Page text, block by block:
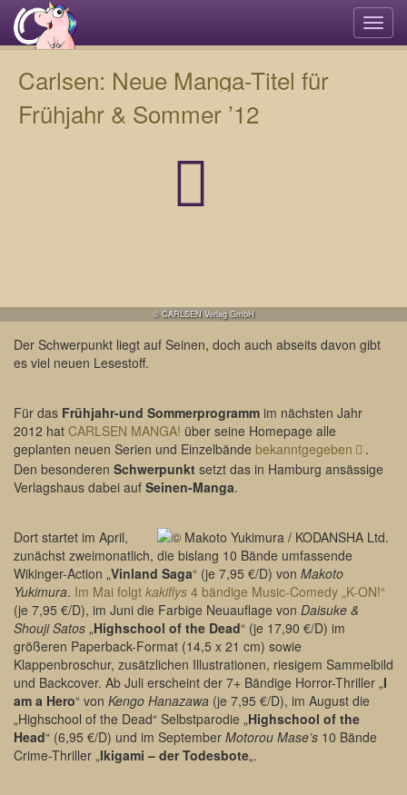
Carlsen: Neue Manga-Titel für
Frühjahr & Sommer ’12
© CARLSEN Verlag GmbH
Der Schwerpunkt liegt auf Seinen, doch auch abseits davon gibt
es viel neuen Lesestoff.
Für das Frühjahr-und Sommerprogramm im nächsten Jahr
2012 hat CARLSEN MANGA! über seine Homepage alle
geplanten neuen Serien und Einzelbände bekanntgegeben
.
Den besonderen Schwerpunkt setzt das in Hamburg ansässige
Verlagshaus dabei auf Seinen-Manga.
Dort startet im April,
zunächst zweimonatlich, die bislang 10 Bände umfassende
Wikinger-Action „Vinland Saga“ (je 7,95 €/D) von Makoto
Yukimura. Im Mai folgt kakiflys 4 bändige Music-Comedy „K-ON!“
(je 7,95 €/D), im Juni die Farbige Neuauflage von Daisuke &
Shouji Satos „Highschool of the Dead“ (je 17,90 €/D) im
größeren Paperback-Format (14,5 x 21 cm) sowie
Klappenbroschur, zusätzlichen Illustrationen, riesigem Sammelbild
und Backcover. Ab Juli erscheint der 7+ Bändige Horror-Thriller „I
am a Hero“ von Kengo Hanazawa (je 7,95 €/D), im August die
„Highschool of the Dead“ Selbstparodie „Highschool of the
Head“ (6,95 €/D) und im September Motorou Mase’s 10 Bände
Crime-Thriller „Ikigami – der Todesbote„.